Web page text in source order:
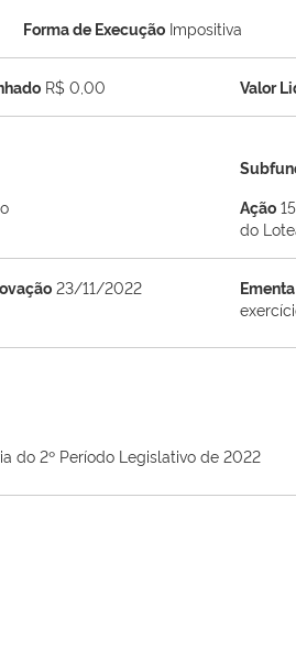
Forma de Execução Impositiva
R$ 0,00 Valor
Ação
do
23/11/2022 Ementa
do 2º Período Legislativo de 2022